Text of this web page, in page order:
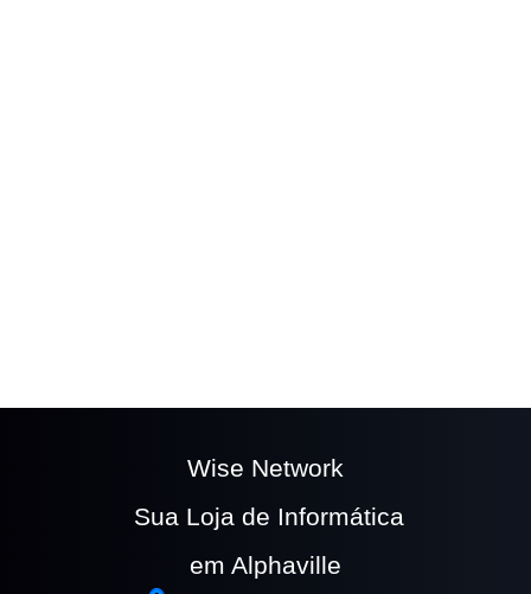
Wise Network
Sua Loja de Informática
em Alphaville